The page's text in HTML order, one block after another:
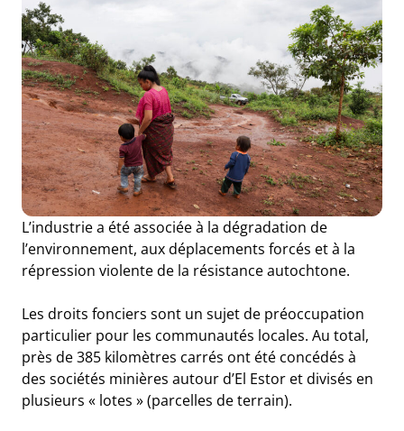
L’industrie a été associée à la dégradation de
l’environnement, aux déplacements forcés et à la
répression violente de la résistance autochtone.
Les droits fonciers sont un sujet de préoccupation
particulier pour les communautés locales. Au total,
près de 385 kilomètres carrés ont été concédés à
des sociétés minières autour d’El Estor et divisés en
plusieurs « lotes » (parcelles de terrain).